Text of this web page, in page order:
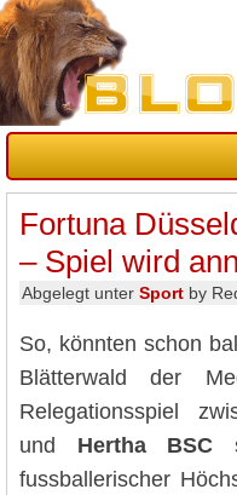
Fortuna
– Spiel wird
Abgelegt unter Sport by
So, könnten schon
Blätterwald der
Relegationsspiel
und Hertha BSC
fussballerischer